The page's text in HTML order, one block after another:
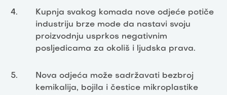
Kupnja svakog komada nove odjeće potiče
industriju brze mode da nastavi svoju
proizvodnju usprkos negativnim
posljedicama za okoliš i ljudska prava.
Nova odjeća može sadržavati bezbroj
kemikalija, bojila i čestice mikroplastike